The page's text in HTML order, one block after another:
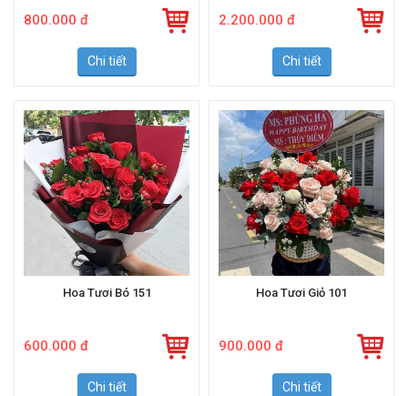
800.000 đ
Chi tiết
2.200.000 đ
Chi tiết
Hoa Tươi Bó 151
600.000 đ
Chi tiết
Hoa Tươi Giỏ 101
900.000 đ
Chi tiết